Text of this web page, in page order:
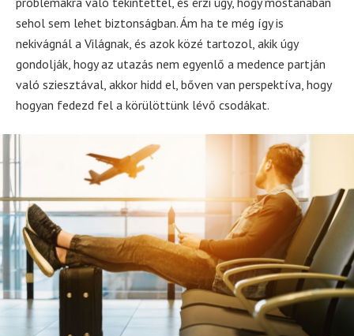
sehol sem lehet biztonságban. Ám ha te még így is
nekivágnál a Világnak, és azok közé tartozol, akik úgy
gondolják, hogy az utazás nem egyenlő a medence partján
való sziesztával, akkor hidd el, bőven van perspektíva, hogy
hogyan fedezd fel a körülöttünk lévő csodákat.